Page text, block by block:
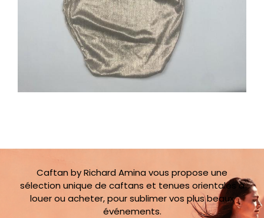
Caftan by Richard Amina vous propose une
sélection unique de caftans et tenues orientales à
louer ou acheter, pour sublimer vos plus beaux
événements.